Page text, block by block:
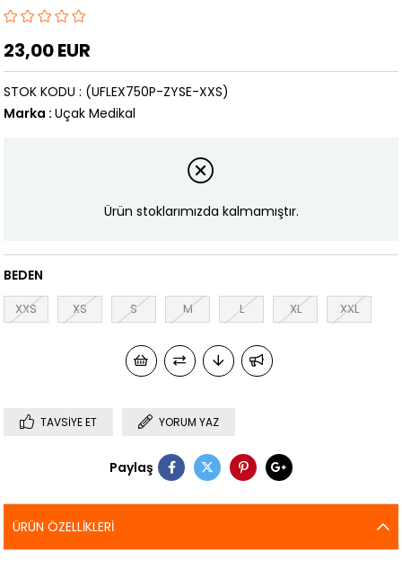
23,00 EUR
(UFLEX750P-ZYSE-XXS)
STOK KODU
Marka : Uçak Medikal
Ürün stoklarımızda kalmamıştır.
BEDEN
XXS XS S M L XL XXL
TAVSIYE ET YORUM YAZ
Paylaş
ÜRÜN ÖZELLIKLERI